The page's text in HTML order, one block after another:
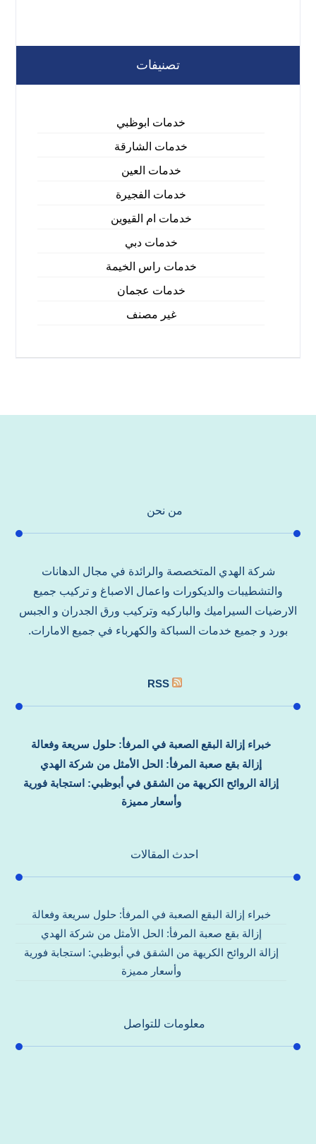
تصنيفات
خدمات ابوظبي
خدمات الشارقة
خدمات العين
خدمات الفجيرة
خدمات ام القيوين
خدمات دبي
خدمات راس الخيمة
خدمات عجمان
غير مصنف
من نحن
شركة الهدي المتخصصة والرائدة في مجال الدهانات
والتشطيبات والديكورات واعمال الاصباغ و تركيب جميع
الارضيات السيراميك والباركيه وتركيب ورق الجدران و الجبس
بورد و جميع خدمات السباكة والكهرباء في جميع الامارات.
RSS
خبراء إزالة البقع الصعبة في المرفأ: حلول سريعة وفعالة
إزالة بقع صعبة المرفأ: الحل الأمثل من شركة الهدي
إزالة الروائح الكريهة من الشقق في أبوظبي: استجابة فورية
وأسعار مميزة
احدث المقالات
خبراء إزالة البقع الصعبة في المرفأ: حلول سريعة وفعالة
إزالة بقع صعبة المرفأ: الحل الأمثل من شركة الهدي
إزالة الروائح الكريهة من الشقق في أبوظبي: استجابة فورية
وأسعار مميزة
معلومات للتواصل